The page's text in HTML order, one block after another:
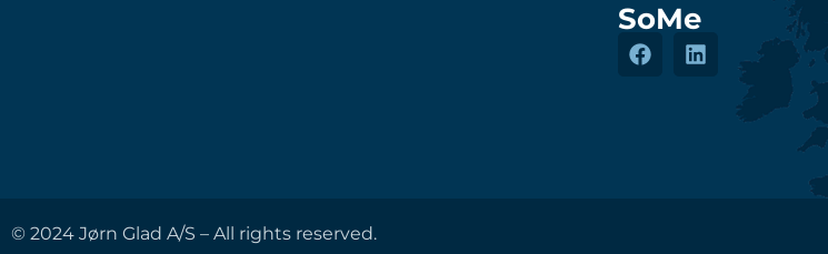
SoMe
© 2024 Jørn Glad A/S – All rights reserved.